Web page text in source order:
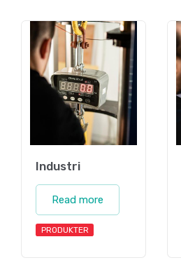
Industri
Read more
PRODUKTER